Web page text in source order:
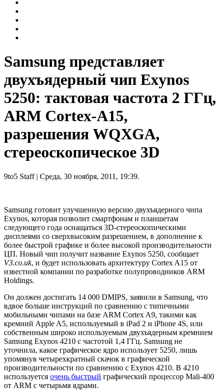
Samsung представляет
двухъядерный чип Exynos
5250: тактовая частота 2 ГГц,
ARM Cortex-A15,
разрешения WQXGA,
стереоскопическое 3D
9to5 Staff| Среда, 30 ноября, 2011, 19:39.
Samsung готовит улучшенную версию двухъядерного чипа
Exynos, которая позволит смартфонам и планшетам
следующего года оснащаться 3D-стереоскопическими
дисплеями со сверхвысоким разрешением, в дополнение к
более быстрой графике и более высокой производительности
ЦП. Новый чип получит название Exynos 5250, сообщает
V3.co.uk, и будет использовать архитектуру Cortex A15 от
известной компании по разработке полупроводников ARM
Holdings.
Он должен достигать 14 000 DMIPS, заявили в Samsung, что
вдвое больше инструкций по сравнению с типичными
мобильными чипами на базе ARM Cortex A9, такими как
кремний Apple A5, используемый в iPad 2 и iPhone 4S, или
собственным широко используемым двухъядерным кремнием
Samsung Exynos 4210 с частотой 1,4 ГГц. Samsung не
уточнила, какое графическое ядро использует 5250, лишь
упомянув четырехкратный скачок в графической
производительности по сравнению с Exynos 4210. В 4210
используется очень быстрый графический процессор Mali-400
от ARM с четырьмя ядрами.